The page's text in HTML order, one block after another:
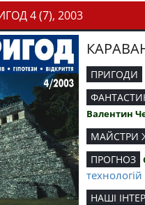
4 (7), 2003
ПРИГОДИ
Валентин
МАЙСТРИ
ПРОГНОЗ
технологій
НАШІ